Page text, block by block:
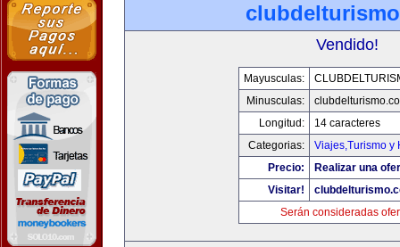
Vendido!
Mayusculas:
Minusculas:
Longitud:
14 caracteres
Categorias:
Viajes,Turismo y
Precio:
Realizar una
Visitar!
Serán consideradas